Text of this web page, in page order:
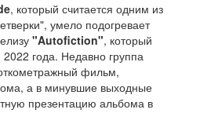
, который считается одним из
умело подогревает
"Autofiction", который
2022 года. Недавно группа
фильм,
а в минувшие выходные
презентацию альбома в